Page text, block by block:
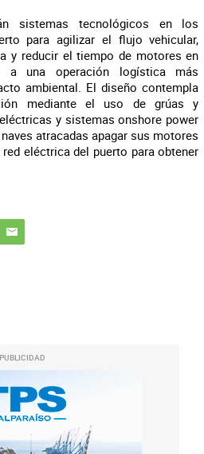
sistemas tecnológicos en los
para agilizar el flujo vehicular,
y reducir el tiempo de motores en
a una operación logística más
ambiental. El diseño contempla
mediante el uso de grúas y
y sistemasonshore power
atracadas apagar sus motores
eléctrica del puerto para obtener
PUBLICIDAD